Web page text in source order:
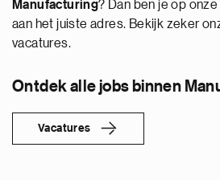
Manufacturing? Dan ben je op
aan het juiste adres. Bekijk zeker
vacatures.
Ontdek alle jobs binnen
Vacatures